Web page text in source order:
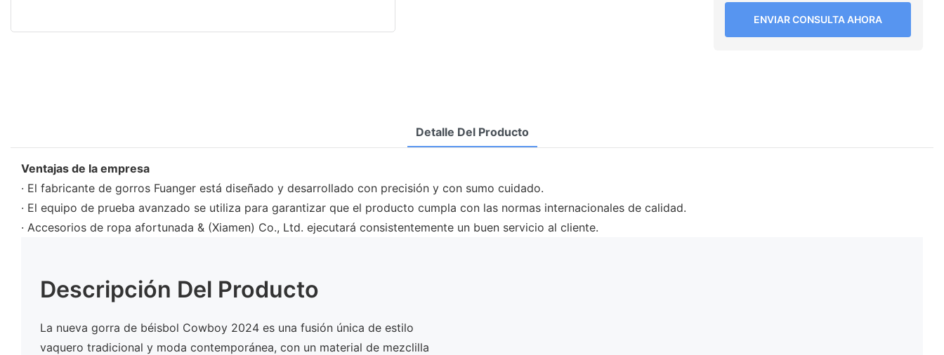
ENVIAR CONSULTA AHORA
Detalle Del Producto
Ventajas de la empresa
· El fabricante de gorros Fuanger está diseñado y desarrollado con precisión y con sumo cuidado.
· El equipo de prueba avanzado se utiliza para garantizar que el producto cumpla con las normas internacionales de calidad.
· Accesorios de ropa afortunada & (Xiamen) Co., Ltd. ejecutará consistentemente un buen servicio al cliente.
Descripción Del Producto
La nueva gorra de béisbol Cowboy 2024 es una fusión única de estilo
vaquero tradicional y moda contemporánea, con un material de mezclilla